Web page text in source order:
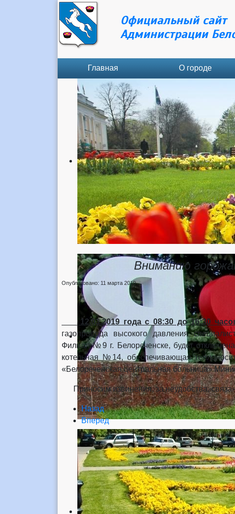
Официальный сайт
Администрации
Главная О городе
Вниманию
Опубликовано: 11 марта 2019
12.03.2019 годас 08:30 до 16:30
газопровода высокого давления
Филиал №9 г. Белореченске, будет
котельная №14, обеспечивающая
«Белореченская центральная больница»
Приносим извинения, за неудобства,
Назад
Вперед